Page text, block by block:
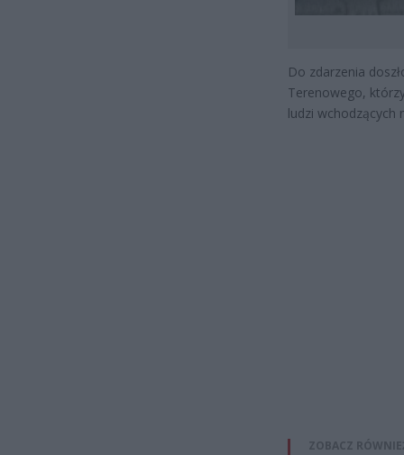
Do zdarzenia
Terenowego,
ludzi wchodzących
ZOBACZ